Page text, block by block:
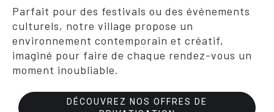
Parfait pour des festivals ou des événements
culturels, notre village propose un
environnement contemporain et créatif,
imaginé pour faire de chaque rendez-vous un
moment inoubliable.
DÉCOUVREZ NOS OFFRES DE